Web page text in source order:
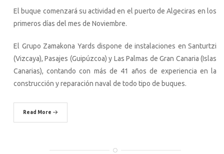
El buque comenzará su actividad en el puerto de Algeciras en los
primeros días del mes de Noviembre.
El Grupo Zamakona Yards dispone de instalaciones en Santurtzi
(Vizcaya), Pasajes (Guipúzcoa) y Las Palmas de Gran Canaria (Islas
Canarias), contando con más de 41 años de experiencia en la
construcción y reparación naval de todo tipo de buques.
Read More